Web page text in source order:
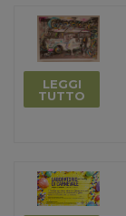
LEGGI
TUTTO